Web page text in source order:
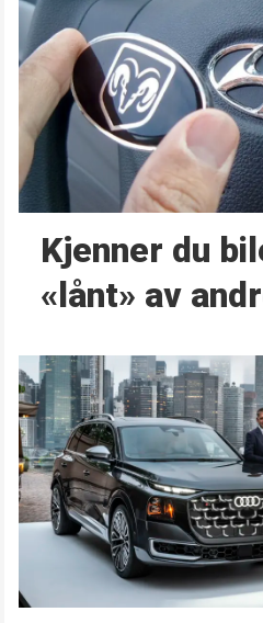
Kjenner du
«lånt» av